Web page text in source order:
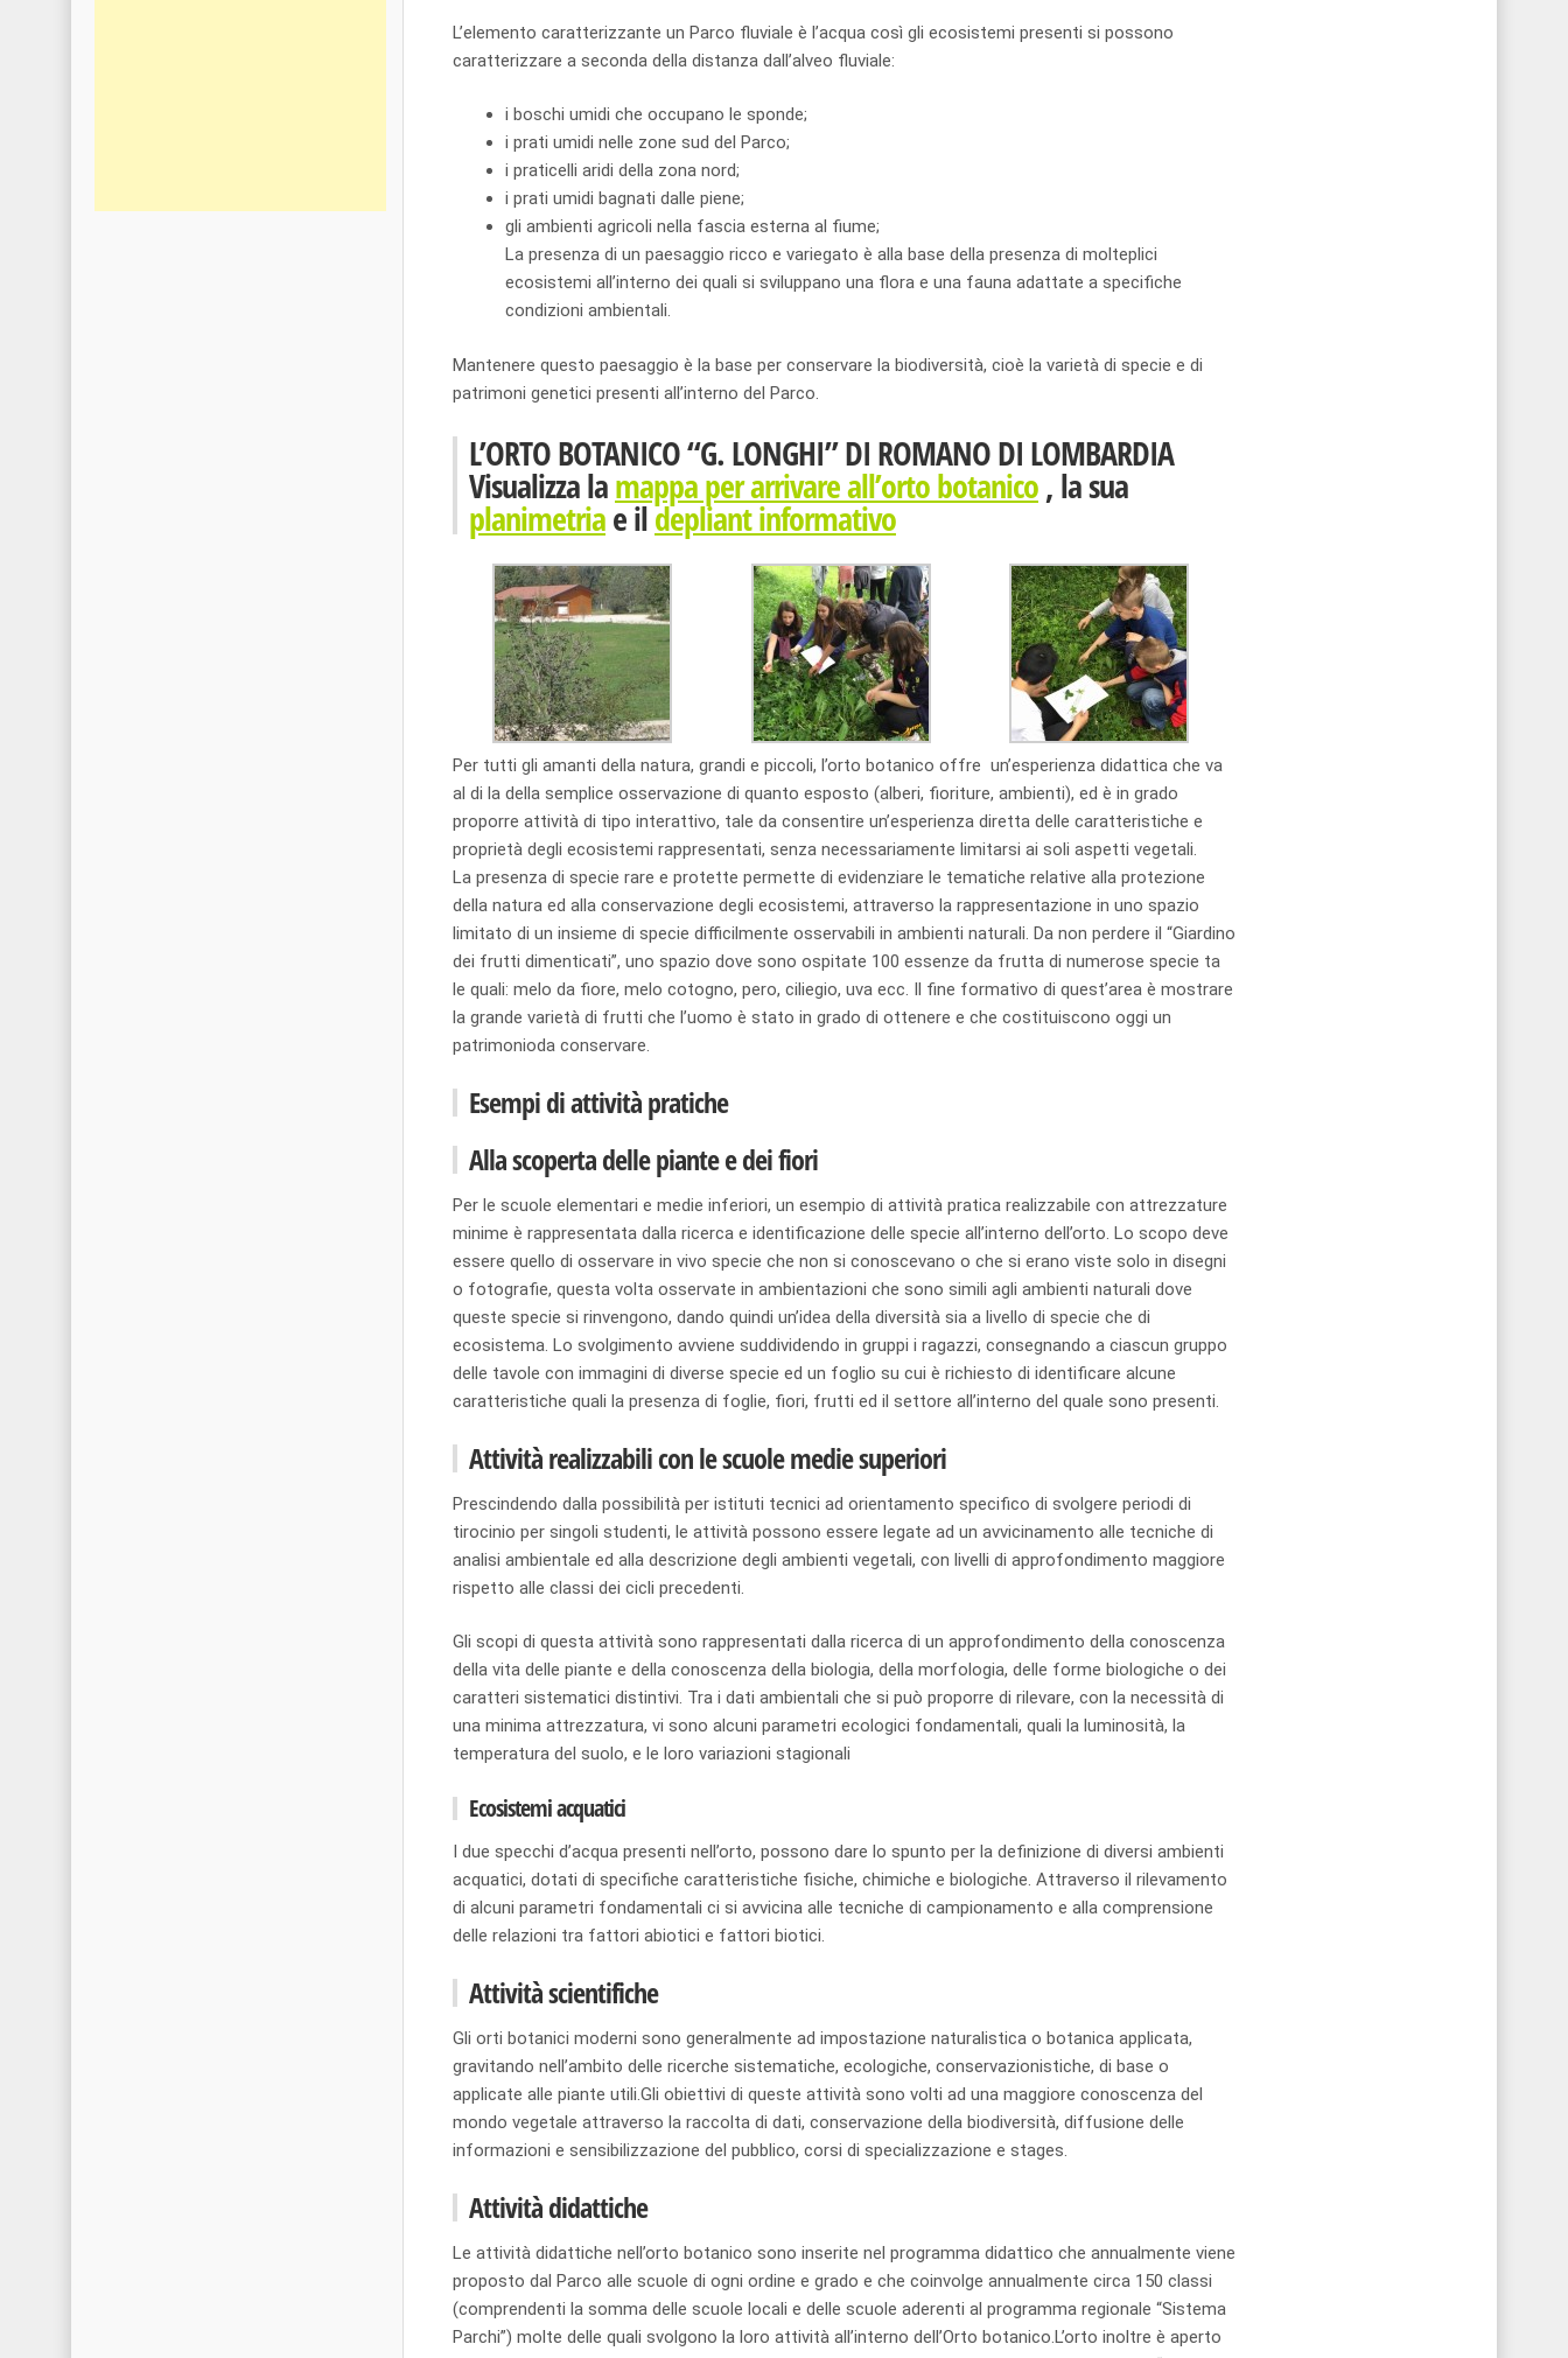
L’elemento caratterizzante un Parco fluviale è l’acqua così gli ecosistemi presenti si possono
caratterizzare a seconda della distanza dall’alveo fluviale:
i boschi umidi che occupano le sponde;
i prati umidi nelle zone sud del Parco;
i praticelli aridi della zona nord;
i prati umidi bagnati dalle piene;
gli ambienti agricoli nella fascia esterna al fiume;
La presenza di un paesaggio ricco e variegato è alla base della presenza di molteplici
ecosistemi all’interno dei quali si sviluppano una flora e una fauna adattate a specifiche
condizioni ambientali.
Mantenere questo paesaggio è la base per conservare la biodiversità, cioè la varietà di specie e di
patrimoni genetici presenti all’interno del Parco.
L’ORTO BOTANICO “G. LONGHI” DI ROMANO DI LOMBARDIA
Visualizza lamappa per arrivare all’orto botanico, la sua
planimetriae ildepliant informativo
Per tutti gli amanti della natura, grandi e piccoli, l’orto botanico offre un’esperienza didattica che va
al di la della semplice osservazione di quanto esposto (alberi, fioriture, ambienti), ed è in grado
proporre attività di tipo interattivo, tale da consentire un’esperienza diretta delle caratteristiche e
proprietà degli ecosistemi rappresentati, senza necessariamente limitarsi ai soli aspetti vegetali.
La presenza di specie rare e protette permette di evidenziare le tematiche relative alla protezione
della natura ed alla conservazione degli ecosistemi, attraverso la rappresentazione in uno spazio
limitato di un insieme di specie difficilmente osservabili in ambienti naturali. Da non perdere il “Giardino
dei frutti dimenticati”, uno spazio dove sono ospitate 100 essenze da frutta di numerose specie ta
le quali: melo da fiore, melo cotogno, pero, ciliegio, uva ecc. Il fine formativo di quest’area è mostrare
la grande varietà di frutti che l’uomo è stato in grado di ottenere e che costituiscono oggi un
patrimonioda conservare.
Esempi di attività pratiche
Alla scoperta delle piante e dei fiori
Per le scuole elementari e medie inferiori, un esempio di attività pratica realizzabile con attrezzature
minime è rappresentata dalla ricerca e identificazione delle specie all’interno dell’orto. Lo scopo deve
essere quello di osservare in vivo specie che non si conoscevano o che si erano viste solo in disegni
o fotografie, questa volta osservate in ambientazioni che sono simili agli ambienti naturali dove
queste specie si rinvengono, dando quindi un’idea della diversità sia a livello di specie che di
ecosistema. Lo svolgimento avviene suddividendo in gruppi i ragazzi, consegnando a ciascun gruppo
delle tavole con immagini di diverse specie ed un foglio su cui è richiesto di identificare alcune
caratteristiche quali la presenza di foglie, fiori, frutti ed il settore all’interno del quale sono presenti.
Attività realizzabili con le scuole medie superiori
Prescindendo dalla possibilità per istituti tecnici ad orientamento specifico di svolgere periodi di
tirocinio per singoli studenti, le attività possono essere legate ad un avvicinamento alle tecniche di
analisi ambientale ed alla descrizione degli ambienti vegetali, con livelli di approfondimento maggiore
rispetto alle classi dei cicli precedenti.
Gli scopi di questa attività sono rappresentati dalla ricerca di un approfondimento della conoscenza
della vita delle piante e della conoscenza della biologia, della morfologia, delle forme biologiche o dei
caratteri sistematici distintivi. Tra i dati ambientali che si può proporre di rilevare, con la necessità di
una minima attrezzatura, vi sono alcuni parametri ecologici fondamentali, quali la luminosità, la
temperatura del suolo, e le loro variazioni stagionali
Ecosistemi acquatici
I due specchi d’acqua presenti nell’orto, possono dare lo spunto per la definizione di diversi ambienti
acquatici, dotati di specifiche caratteristiche fisiche, chimiche e biologiche. Attraverso il rilevamento
di alcuni parametri fondamentali ci si avvicina alle tecniche di campionamento e alla comprensione
delle relazioni tra fattori abiotici e fattori biotici.
Attività scientifiche
Gli orti botanici moderni sono generalmente ad impostazione naturalistica o botanica applicata,
gravitando nell’ambito delle ricerche sistematiche, ecologiche, conservazionistiche, di base o
applicate alle piante utili.Gli obiettivi di queste attività sono volti ad una maggiore conoscenza del
mondo vegetale attraverso la raccolta di dati, conservazione della biodiversità, diffusione delle
informazioni e sensibilizzazione del pubblico, corsi di specializzazione e stages.
Attività didattiche
Le attività didattiche nell’orto botanico sono inserite nel programma didattico che annualmente viene
proposto dal Parco alle scuole di ogni ordine e grado e che coinvolge annualmente circa 150 classi
(comprendenti la somma delle scuole locali e delle scuole aderenti al programma regionale “Sistema
Parchi”) molte delle quali svolgono la loro attività all’interno dell’Orto botanico.L’orto inoltre è aperto